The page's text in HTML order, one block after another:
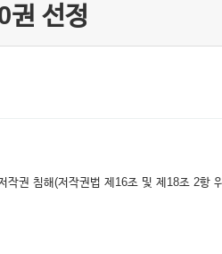
권 선정
권 침해(저작권법 제16조 및 제18조 2항